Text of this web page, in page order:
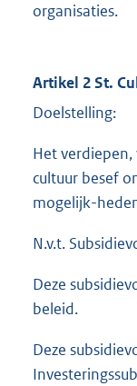
organisaties.
Artikel 2 St.
Doelstelling:
Het
cultuur besef
mogelijk-
N.v.t.
Deze
beleid.
Deze